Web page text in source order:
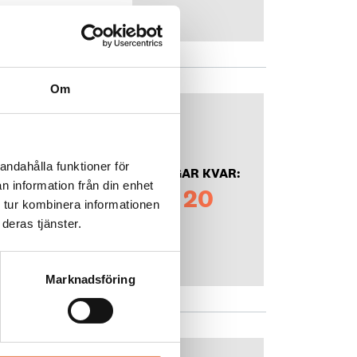
Om
funktioner för
information från din enhet
kombinera informationen
tjänster.
Marknadsföring
DAGAR KVAR:
20